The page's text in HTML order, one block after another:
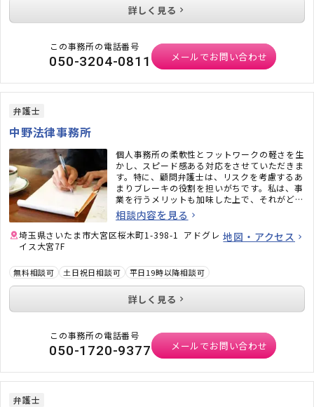
詳しく見る
この事務所の電話番号
050-3204-0811 メールでお問い合わせ
弁護士
中野法律事務所
個人事務所の柔軟性とフットワークの軽さを生
かし、スピード感ある対応をさせていただきま
す。特に、顧問弁護士は、リスクを考慮するあ
まりブレーキの役割を担いがちです。私は、事
業を行うメリットも加味した上で、それがどう
いうリスクなのかをしっかりとお伝えし、時に
はアクセルを踏めるようご支援いたします。離
婚や相続、不動産登記、不動産問題にも強みが
ございます。どうぞお気軽にご相談ください。
相談内容を見る
埼玉県さいたま市大宮区桜木町1-398-1 アドグレ
イス大宮7F
地図・アクセス
無料相談可 土日祝日相談可 平日19時以降相談可
詳しく見る
この事務所の電話番号
050-1720-9377 メールでお問い合わせ
弁護士